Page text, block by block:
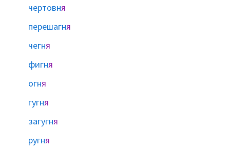
чертовня
перешагня
чегня
фигня
огня
гугня
загугня
ругня